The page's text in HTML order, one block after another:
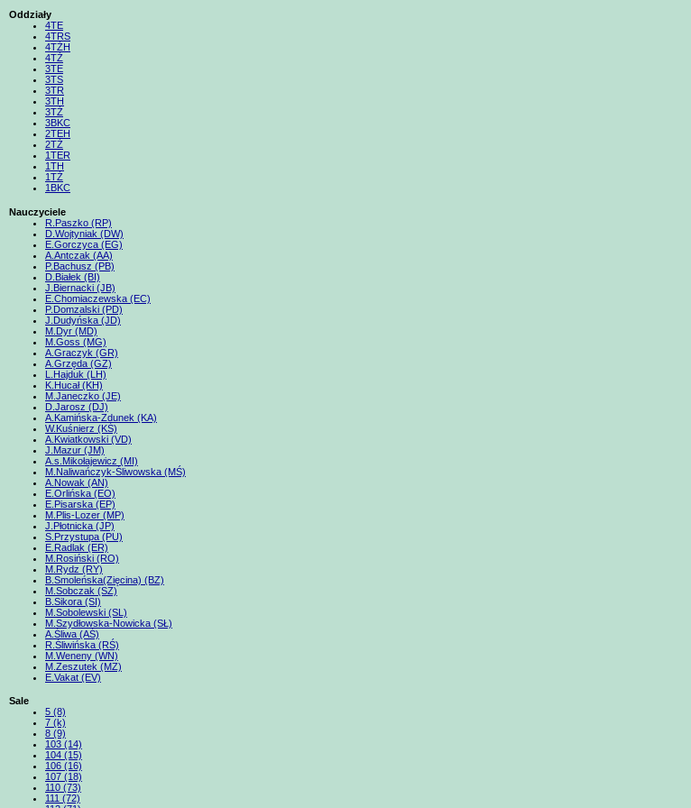
Oddziały
4TE
4TRS
4TŻH
4TŻ
3TE
3TS
3TR
3TH
3TŻ
3BKC
2TEH
2TŻ
1TER
1TH
1TŻ
1BKC
Nauczyciele
R.Paszko (RP)
D.Wojtyniak (DW)
E.Gorczyca (EG)
A.Antczak (AA)
P.Bachusz (PB)
D.Białek (BI)
J.Biernacki (JB)
E.Chomiaczewska (EC)
P.Domzalski (PD)
J.Dudyńska (JD)
M.Dyr (MD)
M.Goss (MG)
A.Graczyk (GR)
A.Grzęda (GZ)
L.Hajduk (LH)
K.Hucał (KH)
M.Janeczko (JE)
D.Jarosz (DJ)
A.Kamińska-Zdunek (KA)
W.Kuśnierz (KŚ)
A.Kwiatkowski (VD)
J.Mazur (JM)
A.s.Mikołajewicz (MI)
M.Naliwańczyk-Śliwowska (MŚ)
A.Nowak (AN)
E.Orlińska (EO)
E.Pisarska (EP)
M.Plis-Lozer (MP)
J.Płotnicka (JP)
S.Przystupa (PU)
E.Radlak (ER)
M.Rosiński (RO)
M.Rydz (RY)
B.Smoleńska(Zięcina) (BZ)
M.Sobczak (SZ)
B.Sikora (SI)
M.Sobolewski (SL)
M.Szydłowska-Nowicka (SŁ)
A.Śliwa (AŚ)
R.Śliwińska (RŚ)
M.Weneny (WN)
M.Zeszutek (MZ)
E.Vakat (EV)
Sale
5 (8)
7 (k)
8 (9)
103 (14)
104 (15)
106 (16)
107 (18)
110 (73)
111 (72)